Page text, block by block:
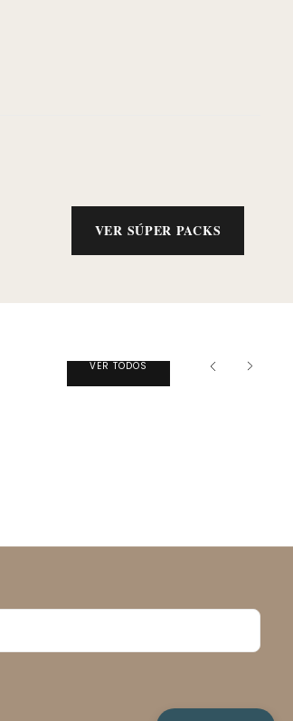
VER SÚPER PACKS
VER TODOS